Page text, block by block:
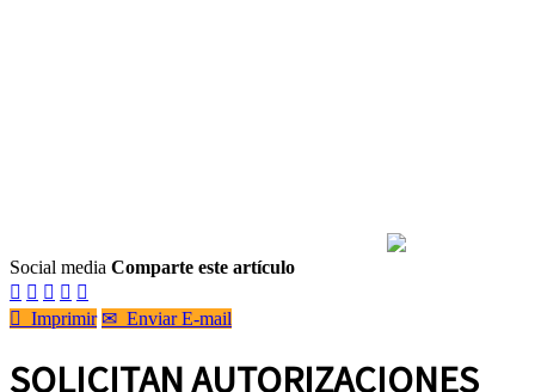
Social media Comparte este artículo
    
 Imprimir ✉ Enviar E-mail
SOLICITAN AUTORIZACIONES